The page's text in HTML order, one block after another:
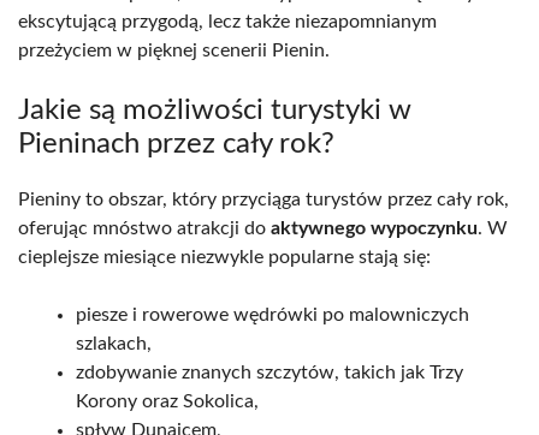
ekscytującą przygodą, lecz także niezapomnianym
przeżyciem w pięknej scenerii Pienin.
Jakie są możliwości turystyki w
Pieninach przez cały rok?
Pieniny to obszar, który przyciąga turystów przez cały rok,
oferując mnóstwo atrakcji do aktywnego wypoczynku. W
cieplejsze miesiące niezwykle popularne stają się:
piesze i rowerowe wędrówki po malowniczych
szlakach,
zdobywanie znanych szczytów, takich jak Trzy
Korony oraz Sokolica,
spływ Dunajcem,